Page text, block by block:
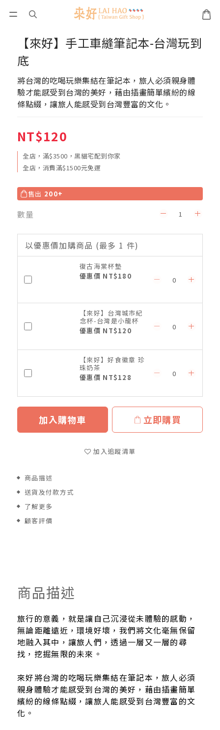
【來好】手工車縫筆記本-台灣玩到
底
將台灣的吃喝玩樂集結在筆記本，旅人必須親身體
驗才能感受到台灣的美好，藉由插畫簡單繽紛的線
條點綴，讓旅人能感受到台灣豐富的文化。
NT$120
全店，滿$3500，黑貓宅配到你家
全店，消費滿$1500元免運
售出 200+
數量
以優惠價加購商品 (最多 1 件)
復古海棠杯墊
優惠價 NT$180
【來好】台灣城市紀
念杯-台灣是小龍杯
優惠價 NT$120
【來好】好食徽章 珍
珠奶茶
優惠價 NT$128
加入購物車 立即購買
加入追蹤清單
商品描述
送貨及付款方式
了解更多
顧客評價
商品描述
旅行的意義，就是讓自己沉浸從未體驗的感動，
無論距離遠近，環境好壞，我們將文化毫無保留
地融入其中，讓旅人們，透過一層又一層的尋
找，挖掘無限的未來。
來好將台灣的吃喝玩樂集結在筆記本，旅人必須
親身體驗才能感受到台灣的美好，藉由插畫簡單
繽紛的線條點綴，讓旅人能感受到台灣豐富的文
化。